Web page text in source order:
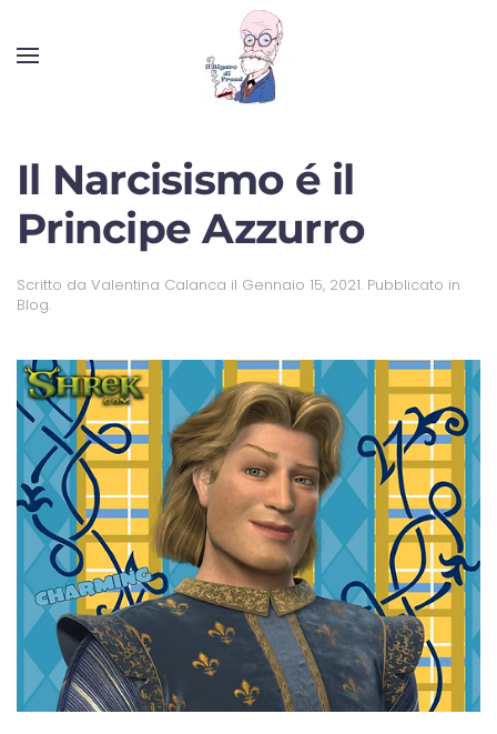
Il Narcisismo é il
Principe Azzurro
Scritto da Valentina Calanca il Gennaio 15, 2021. Pubblicato in
Blog.